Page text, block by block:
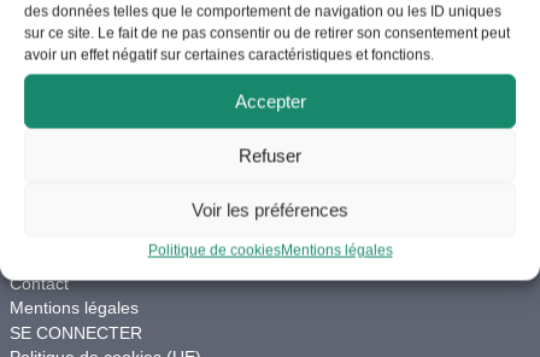
des données telles que le comportement de navigation ou les ID uniques
sur ce site. Le fait de ne pas consentir ou de retirer son consentement peut
avoir un effet négatif sur certaines caractéristiques et fonctions.
Accepter
Refuser
Voir les préférences
Politique de cookiesMentions légales
S’inscrire Mot de passe perdu ?
Contact
Mentions légales
SE CONNECTER